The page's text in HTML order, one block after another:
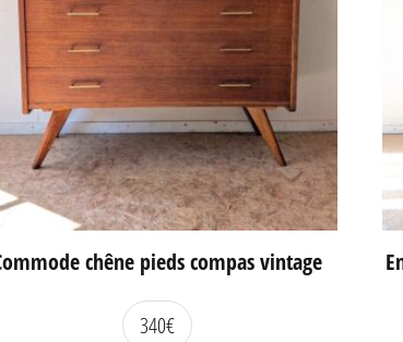
chêne pieds compas vintage
340€